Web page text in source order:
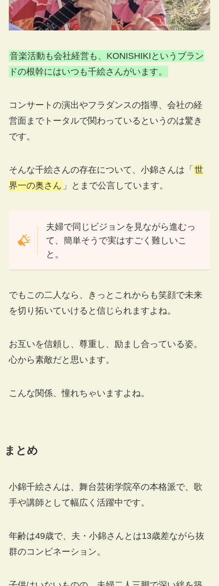
音楽活動も会社経営も、KONISHIKIというブラン
ドの根幹にはいつも千絵さんがいます。
コンサートの演出やフラダンスの指導、会社の経
営面までトータルで関わっているというのは驚き
です。
そんな千絵さんの存在について、小錦さんは「 世
界一の奥さん 」とまで公言しています。
夫婦で同じビジョンを見ながら進むっ
て、簡単そうで実はすごく難しいこ
と。
でもこの二人なら、きっとこれからも笑顔で未来
を切り拓いていけると信じられますよね。
お互いを信頼し、尊重し、励まし合っている姿。
心から素敵だと思います。
こんな関係、憧れちゃいますよね。
まとめ
小錦千絵さんは、舞台芸術学院卒の本格派で、歌
手や講師として幅広く活躍中です。
年齢は49歳で、夫・小錦さんとは13歳差ながら抜
群のコンビネーション。